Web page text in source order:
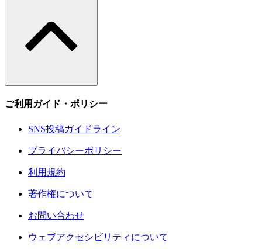
ご利用ガイド・ポリシー
SNS投稿ガイドライン
プライバシーポリシー
利用規約
著作権について
お問い合わせ
ウェブアクセシビリティについて